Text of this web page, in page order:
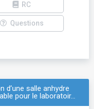
RC
Questions
salle anhydre
pour le laboratoir…